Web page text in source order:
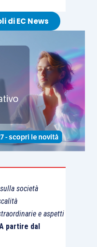
di EC News
società
e aspetti
partire dal